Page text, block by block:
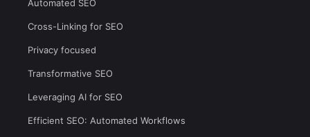
Automated SEO
Cross-Linking for SEO
Privacy focused
Transformative SEO
Leveraging AI for SEO
Efficient SEO: Automated Workflows